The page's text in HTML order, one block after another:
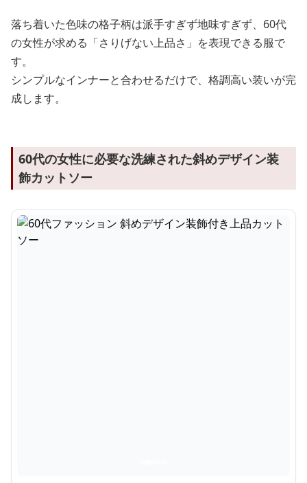
落ち着いた色味の格子柄は派手すぎず地味すぎず、60代
の女性が求める「さりげない上品さ」を表現できる服で
す。
シンプルなインナーと合わせるだけで、格調高い装いが完
成します。
60代の女性に必要な洗練された斜めデザイン装
飾カットソー